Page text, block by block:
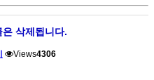
삭제됩니다.
Views4306